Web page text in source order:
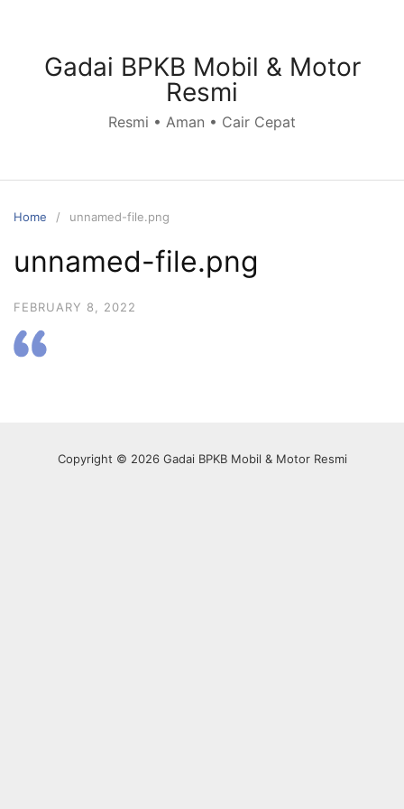
contentGadai BPKB Mobil & Motor
Resmi
Resmi • Aman • Cair Cepat
Home unnamed-file.png
unnamed-file.png
FEBRUARY 8, 2022
Copyright © 2026 Gadai BPKB Mobil & Motor Resmi